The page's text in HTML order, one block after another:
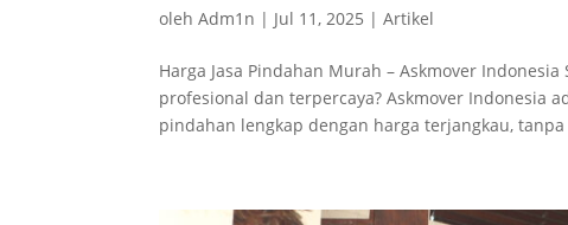
olehAdm1n | Jul 11, 2025 |Artikel
Harga Jasa Pindahan Murah – Askmover
profesional dan terpercaya? Askmover Indonesia
pindahan lengkap dengan harga terjangkau,